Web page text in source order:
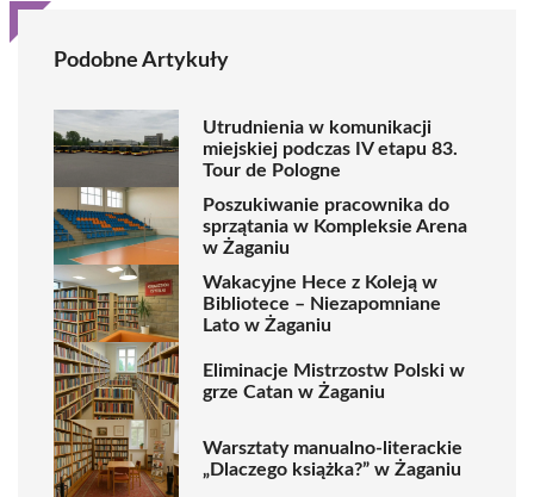
Podobne Artykuły
Utrudnienia w komunikacji
miejskiej podczas IV etapu 83.
Tour de Pologne
Poszukiwanie pracownika do
sprzątania w Kompleksie Arena
w Żaganiu
Wakacyjne Hece z Koleją w
Bibliotece – Niezapomniane
Lato w Żaganiu
Eliminacje Mistrzostw Polski w
grze Catan w Żaganiu
Warsztaty manualno-literackie
„Dlaczego książka?” w Żaganiu